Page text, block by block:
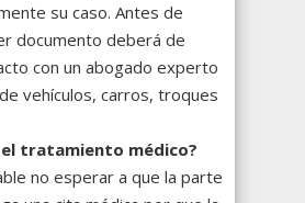
su caso. Antes de
documento deberá de
con un abogado experto
vehículos, carros, troques
el tratamiento médico?
no esperar a que la parte